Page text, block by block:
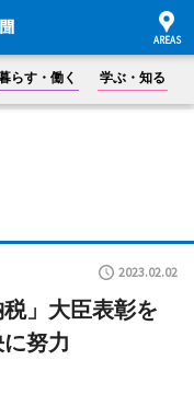
らす・働く 学ぶ・知る
2023.02.02
」大臣表彰を
努力